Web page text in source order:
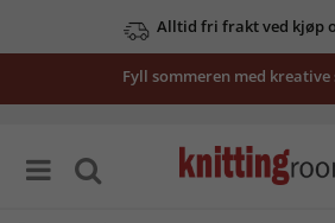
Alltid fri frakt ved kjøp
Fyll sommeren med